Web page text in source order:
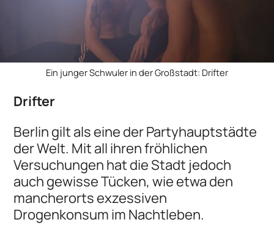
Ein junger Schwuler in der Großstadt: Drifter
Drifter
Berlin gilt als eine der Partyhauptstädte
der Welt. Mit all ihren fröhlichen
Versuchungen hat die Stadt jedoch
auch gewisse Tücken, wie etwa den
mancherorts exzessiven
Drogenkonsum im Nachtleben.